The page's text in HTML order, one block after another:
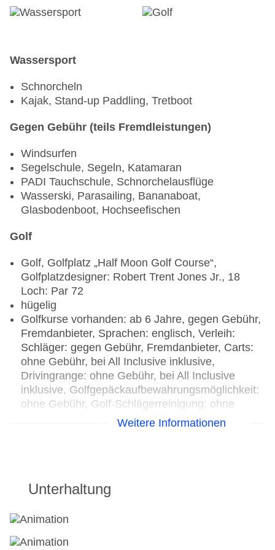
Coffeeshop „Lester's Cafe“: 06:00 Uhr - 18:00 Uhr
Lobbybar „Cedar Bar“: 09:00 Uhr - 01:00 Uhr
Wassersport
Schnorcheln
Kajak, Stand-up Paddling, Tretboot
Gegen Gebühr (teils Fremdleistungen)
Windsurfen
Segelschule, Segeln, Katamaran
PADI Tauchschule, Schnorchelausflüge
Wasserski, Parasailing, Bananaboat,
Glasbodenboot, Hochseefischen
Golf
Golf, Golfplatz „Half Moon Golf Course“,
Golfplatzdesigner: Robert Trent Jones Jr., 18
Loch: Par 72
hügelig
Golfkurse vorhanden: ab 6 Jahre, gegen Gebühr,
Fremdanbieter, Sprachen: englisch, Verleih:
Schläger: gegen Gebühr, Fremdanbieter, Carts:
ohne Gebühr, bei All Inclusive inklusive,
Drivingrange: ohne Gebühr, bei All Inclusive
inklusive, Golfgepäckaufbewahrungsmöglichkeit:
ohne Gebühr, Golf-Schlägerreinigung: ohne
Gebühr, Golf-Schuhputzservice: ohne Gebühr,
Tennis: Tennisplätze: 11, Rasenplatz, Flutlicht
Ohne Gebühr
Fitnessraum: ab 18 Jahre, 06:30 Uhr - 19:00 Uhr
Weitere Informationen
Unterhaltung